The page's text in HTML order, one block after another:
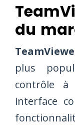
du
plus
contrôle à
interface